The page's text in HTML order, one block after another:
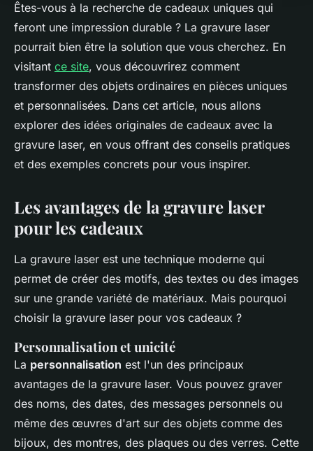
Êtes-vous à la recherche de cadeaux uniques qui
feront une impression durable ? La gravure laser
pourrait bien être la solution que vous cherchez. En
visitant ce site, vous découvrirez comment
transformer des objets ordinaires en pièces uniques
et personnalisées. Dans cet article, nous allons
explorer des idées originales de cadeaux avec la
gravure laser, en vous offrant des conseils pratiques
et des exemples concrets pour vous inspirer.
Les avantages de la gravure laser
pour les cadeaux
La gravure laser est une technique moderne qui
permet de créer des motifs, des textes ou des images
sur une grande variété de matériaux. Mais pourquoi
choisir la gravure laser pour vos cadeaux ?
Personnalisation et unicité
La personnalisation est l'un des principaux
avantages de la gravure laser. Vous pouvez graver
des noms, des dates, des messages personnels ou
même des œuvres d'art sur des objets comme des
bijoux, des montres, des plaques ou des verres. Cette